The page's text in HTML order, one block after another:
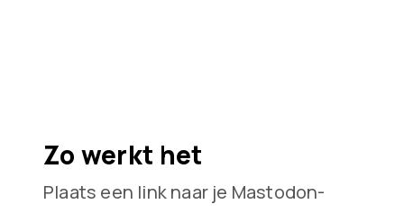
Zo werkt het
Plaats een link naar je Mastodon-